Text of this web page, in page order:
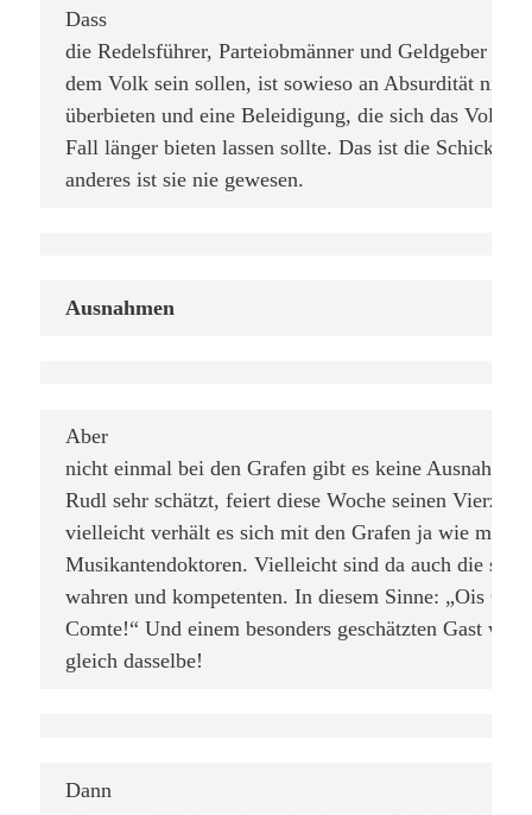
Dass
die Redelsführer, Parteiobmänner und Geldgeber
dem Volk sein sollen, ist sowieso an Absurdität nicht
überbieten und eine Beleidigung, die sich das Volk
Fall länger bieten lassen sollte. Das ist die
anderes ist sie nie gewesen.
Ausnahmen
Aber
nicht einmal bei den Grafen gibt es keine Ausnahme.
Rudl sehr schätzt, feiert diese Woche seinen
vielleicht verhält es sich mit den Grafen ja wie mit
Musikantendoktoren. Vielleicht sind da auch die
wahren und kompetenten. In diesem Sinne: „Ois
Comte!“ Und einem besonders geschätzten Gast
gleich dasselbe!
Dann